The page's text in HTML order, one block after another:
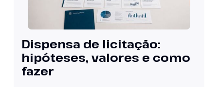
Dispensa de licitação:
hipóteses, valores e como
fazer